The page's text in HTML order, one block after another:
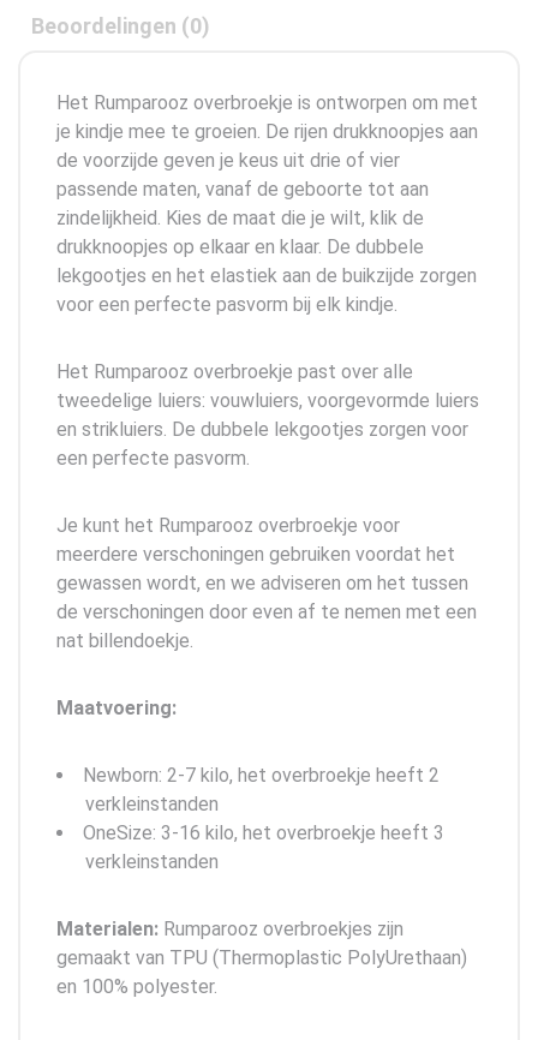
Beoordelingen (0)
Het Rumparooz overbroekje is ontworpen om met
je kindje mee te groeien. De rijen drukknoopjes aan
de voorzijde geven je keus uit drie of vier
passende maten, vanaf de geboorte tot aan
zindelijkheid. Kies de maat die je wilt, klik de
drukknoopjes op elkaar en klaar. De dubbele
lekgootjes en het elastiek aan de buikzijde zorgen
voor een perfecte pasvorm bij elk kindje.
Het Rumparooz overbroekje past over alle
tweedelige luiers: vouwluiers, voorgevormde luiers
en strikluiers. De dubbele lekgootjes zorgen voor
een perfecte pasvorm.
Je kunt het Rumparooz overbroekje voor
meerdere verschoningen gebruiken voordat het
gewassen wordt, en we adviseren om het tussen
de verschoningen door even af te nemen met een
nat billendoekje.
Maatvoering:
Newborn: 2-7 kilo, het overbroekje heeft 2
verkleinstanden
OneSize: 3-16 kilo, het overbroekje heeft 3
verkleinstanden
Materialen: Rumparooz overbroekjes zijn
gemaakt van TPU (Thermoplastic PolyUrethaan)
en 100% polyester.